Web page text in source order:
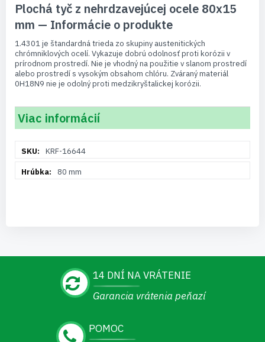
Plochá tyč z nehrdzavejúcej ocele 80x15
mm — Informácie o produkte
1.4301 je štandardná trieda zo skupiny austenitických
chrómniklových ocelí. Vykazuje dobrú odolnosť proti korózii v
prírodnom prostredí. Nie je vhodný na použitie v slanom prostredí
alebo prostredí s vysokým obsahom chlóru. Zváraný materiál
0H18N9 nie je odolný proti medzikryštalickej korózii.
Viac informácií
informáciíKRF-16644
80 mm
14 DNÍ NA VRÁTENIE
Garancia vrátenia peňazí
POMOC